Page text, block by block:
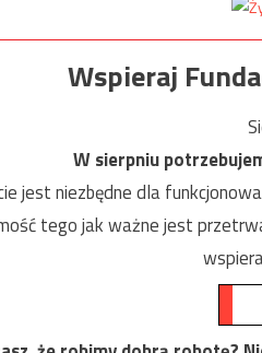
Wspieraj
W sierpniu
jest niezbędne dla
tego jak ważne jest